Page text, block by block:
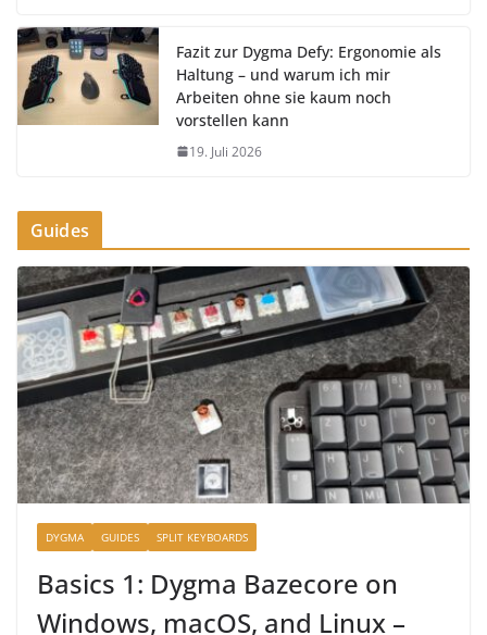
Fazit zur Dygma Defy: Ergonomie als
Haltung – und warum ich mir
Arbeiten ohne sie kaum noch
vorstellen kann
19. Juli 2026
Guides
DYGMA GUIDES SPLIT KEYBOARDS
Basics 1: Dygma Bazecore on
Windows, macOS, and Linux –